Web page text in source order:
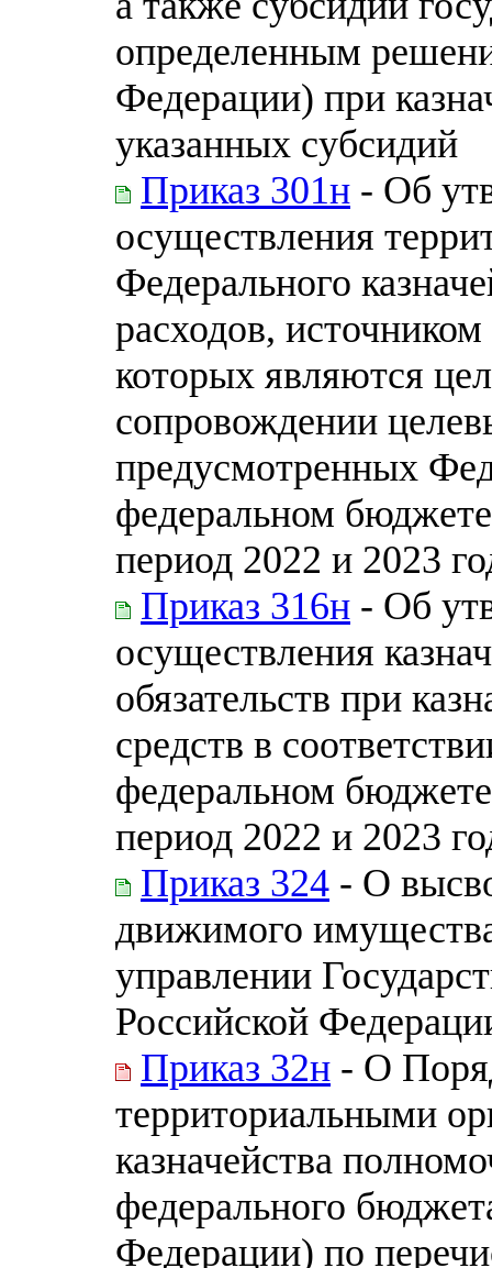
определенным
Федерации) при
указанных субсидий
Приказ 301н - Об
осуществления
Федерального
расходов,
которых являются
сопровождении
предусмотренных
федеральном
период 2022 и 2023
Приказ 316н - Об
осуществления
обязательств при
средств в
федеральном
период 2022 и 2023
Приказ 324 - О
движимого
управлении
Российской
Приказ 32н - О
территориальными
казначейства
федерального
Федерации) по